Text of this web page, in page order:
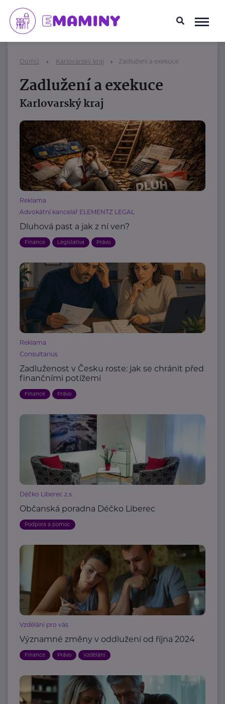
Domů Karlovarský kraj Zadlužení a exekuce
Zadlužení a exekuce
Karlovarský kraj
Reklama
Advokátní kancelář ELEMENTZ LEGAL
Dluhová past a jak z ní ven?
Finance Legislativa Právo
Reklama
Consultarius
Zadluženost v Česku roste: jak se chránit před
finančními potížemi
Finance Právo
Déčko Liberec z.s.
Občanská poradna Déčko Liberec
Podpora a pomoc
Vzdělání pro vás
Významné změny v oddlužení od října 2024
Finance Právo Vzdělání